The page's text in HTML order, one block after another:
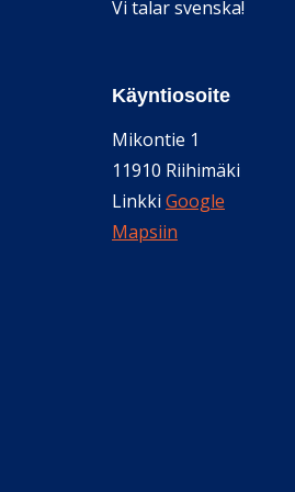
Vi talar svenska!
Käyntiosoite
Mikontie 1
11910 Riihimäki
Linkki Google
Mapsiin